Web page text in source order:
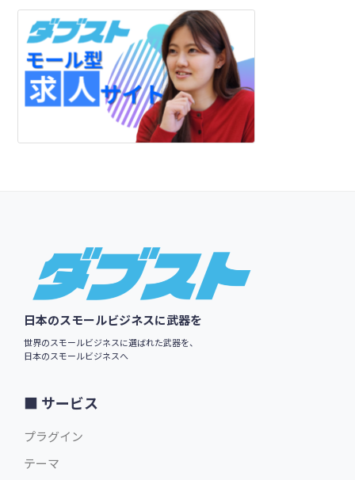
Footer
日本のスモールビジネスに武器を
世界のスモールビジネスに選ばれた武器を、
日本のスモールビジネスへ
サービス
プラグイン
テーマ